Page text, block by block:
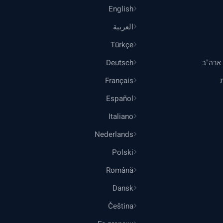
ארה"ב
English
العربية
Türkçe
Deutsch
Français
Español
Italiano
Nederlands
Polski
Română
Dansk
Čeština